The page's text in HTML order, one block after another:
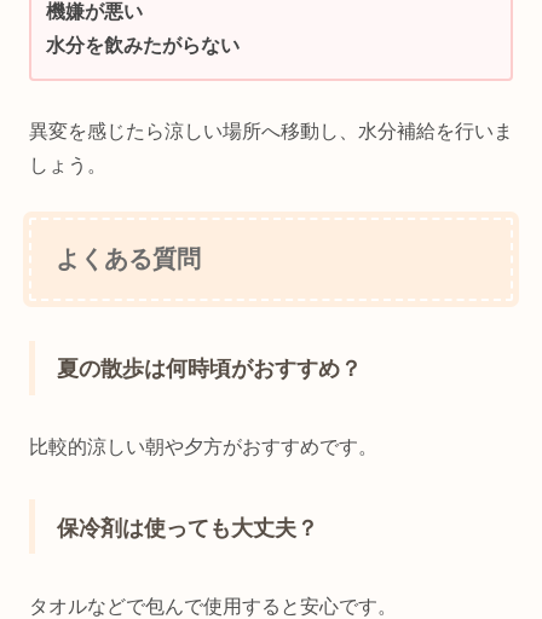
機嫌が悪い
水分を飲みたがらない
異変を感じたら涼しい場所へ移動し、水分補給を行いま
しょう。
よくある質問
夏の散歩は何時頃がおすすめ？
比較的涼しい朝や夕方がおすすめです。
保冷剤は使っても大丈夫？
タオルなどで包んで使用すると安心です。